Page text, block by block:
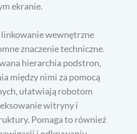
ekranie.
wewnętrzne
znaczenie techniczne.
hierarchia podstron,
między nimi za pomocą
ułatwiają robotom
witryny i
Pomaga to również